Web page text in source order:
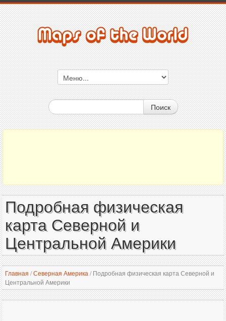
Поиск
Подробная физическая
карта Северной и
Центральной Америки
Главная /Северная Америка /Подробная физическая карта Северной и
Центральной Америки